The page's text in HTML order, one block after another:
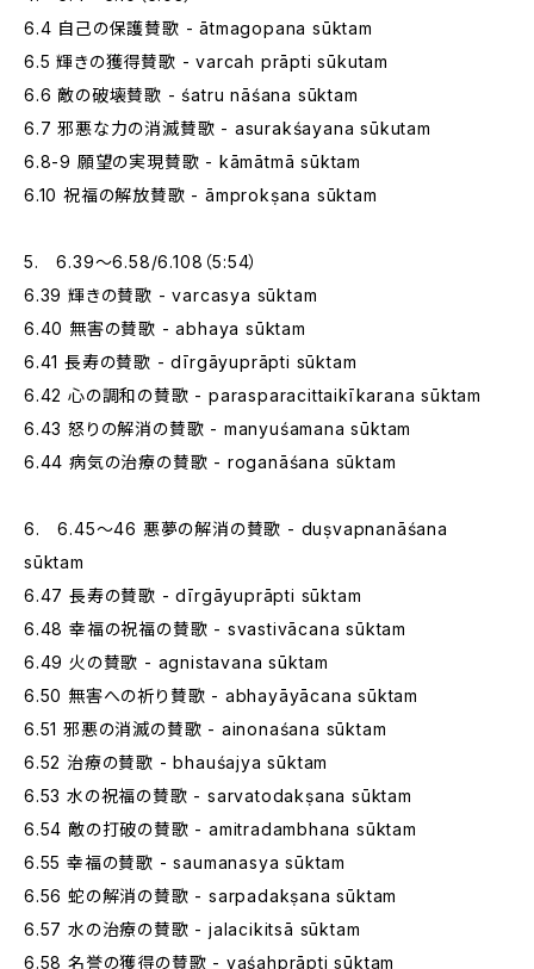
6.4 自己の保護賛歌 - ātmagopana sūktam
6.5 輝きの獲得賛歌 - varcah prāpti sūkutam
6.6 敵の破壊賛歌 - śatru nāśana sūktam
6.7 邪悪な力の消滅賛歌 - asurakśayana sūkutam
6.8-9 願望の実現賛歌 - kāmātmā sūktam
6.10 祝福の解放賛歌 - āmprokṣana sūktam
5. 6.39～6.58/6.108（5:54）
6.39 輝きの賛歌 - varcasya sūktam
6.40 無害の賛歌 - abhaya sūktam
6.41 長寿の賛歌 - dīrgāyuprāpti sūktam
6.42 心の調和の賛歌 - parasparacittaikīkarana sūktam
6.43 怒りの解消の賛歌 - manyuśamana sūktam
6.44 病気の治療の賛歌 - roganāśana sūktam
6. 6.45～46 悪夢の解消の賛歌 - duṣvapnanāśana
sūktam
6.47 長寿の賛歌 - dīrgāyuprāpti sūktam
6.48 幸福の祝福の賛歌 - svastivācana sūktam
6.49 火の賛歌 - agnistavana sūktam
6.50 無害への祈り賛歌 - abhayāyācana sūktam
6.51 邪悪の消滅の賛歌 - ainonaśana sūktam
6.52 治療の賛歌 - bhauśajya sūktam
6.53 水の祝福の賛歌 - sarvatodakṣana sūktam
6.54 敵の打破の賛歌 - amitradambhana sūktam
6.55 幸福の賛歌 - saumanasya sūktam
6.56 蛇の解消の賛歌 - sarpadakṣana sūktam
6.57 水の治療の賛歌 - jalacikitsā sūktam
6.58 名誉の獲得の賛歌 - yaśahprāpti sūktam